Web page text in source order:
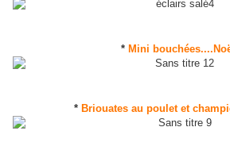
* Mini
* Briouates au poulet et